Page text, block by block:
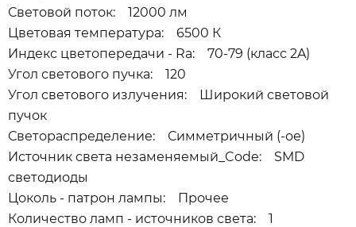
Световой поток: 12000 лм
Цветовая температура: 6500 К
Индекс цветопередачи - Ra: 70-79 (класс 2A)
Угол светового пучка: 120
Угол светового излучения: Широкий световой
пучок
Светораспределение: Симметричный (-ое)
Источник света незаменяемый_Code: SMD
светодиоды
Цоколь - патрон лампы: Прочее
Количество ламп - источников света: 1